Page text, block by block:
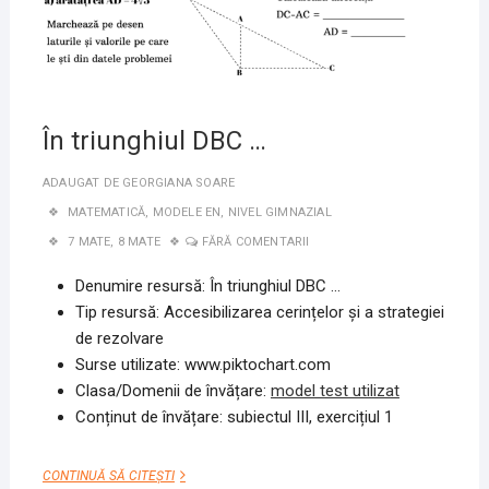
În triunghiul DBC …
ADAUGAT DE GEORGIANA SOARE
MATEMATICĂ, MODELE EN , NIVEL GIMNAZIAL
7 MATE, 8 MATE FĂRĂ COMENTARII
Denumire resursă: În triunghiul DBC …
Tip resursă: Accesibilizarea cerințelor și a strategiei
de rezolvare
Surse utilizate: www.piktochart.com
Clasa/Domenii de învățare: model test utilizat
Conținut de învățare: subiectul III, exercițiul 1
CONTINUĂ SĂ CITEȘTIÎN